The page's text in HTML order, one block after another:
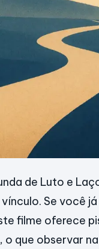
de Luto e
Se você
filme oferece
que observar